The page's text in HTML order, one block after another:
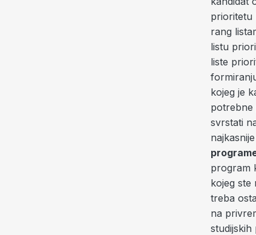
prioritetu
rang
listu
liste
kojeg je
potrebne
svrstati
program
kojeg ste
treba
na
studijskih